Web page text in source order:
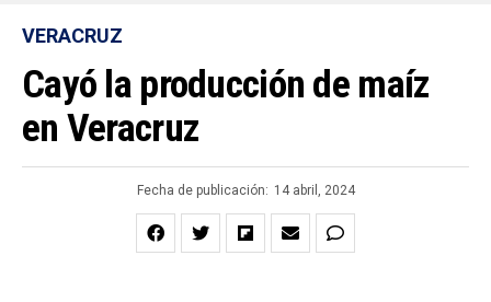
VERACRUZ
Cayó la producción de maíz
en Veracruz
Fecha de publicación: 14 abril, 2024